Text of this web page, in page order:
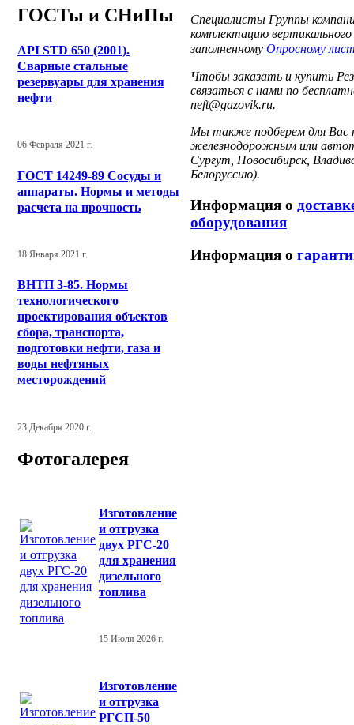
ГОСТы и СНиПы
API STD 650 (2001).
Сварные стальные
резервуары для хранения
нефти
06 Февраля 2021 г.
ГОСТ 14249-89 Сосуды и
аппараты. Нормы и методы
расчета на прочность
18 Января 2021 г.
ВНТП 3-85. Нормы
технологического
проектирования объектов
сбора, транспорта,
подготовки нефти, газа и
воды нефтяных
месторождений
23 Декабря 2020 г.
Фотогалерея
Изготовление
и отгрузка
двух РГС-20
для хранения
дизельного
топлива
15 Июля 2026 г.
Изготовление
и отгрузка
РГСП-50
Специалисты Группы
комплектацию
заполненному Опросному
Чтобы заказать и купить
связаться с нами по
neft@gazovik.ru.
Мы также подберем для Вас
железнодорожным или
Сургут, Новосибирск,
Белоруссию).
Информация о
оборудования
Информация о